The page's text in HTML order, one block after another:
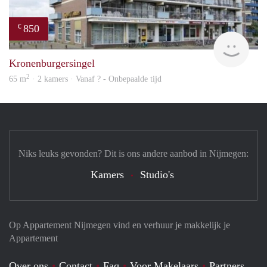
€ 850
Kronenburgersingel
65 m2 · 2 kamers · Vanaf ? - Onbepaalde tijd
Op Appartement Nijmegen vind en verhuur je makkelijk je
Appartement
Niks leuks gevonden? Dit is ons andere aanbod in Nijmegen:
Kamers Studio's